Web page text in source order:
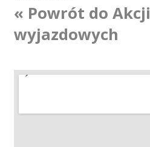
Akcje wyjazdowe
Krwiodawcy
« Powrót do Akcji
wyjazdowych